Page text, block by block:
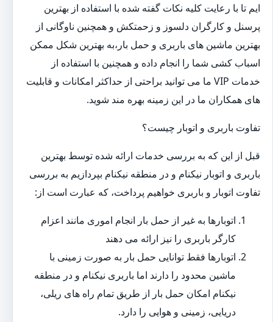
ایم تا با رعایت کلیه نکات گفته شده با استفاده از بهترین
پرسنل و کارگران دلسوز و زحمتکش و همچنین ناوگانی از
بهترین ماشین های باربری و حمل بار،به بهترین شکل ممکن
اسباب کشی شما را انجام داده و همچنین با استفاده از
خدمات VIP ما می توانید براحتی از حداکثر امکانات و قابلیت
های همکاران ما در این زمینه بهره مند شوید.
تفاوت باربری و اتوبار چیست؟
قبل از این که به بررسی خدمات ارائه شده توسط بهترین
باربری و اتوبار نیکنام و در منطقه نیکنام بپردازیم به بررسی
تفاوت اتوبار و باربری خواهیم پرداخت، که عبارت است از:
اتوبارها به غیر از حمل بار انجام اموری مانند اعزام
کارگر باربری را نیز ارائه می دهند
اتوبارها فقط توانایی حمل بار به صورت زمینی با
ماشین محدود را دارند اما باربری نیکنام و در منطقه
نیکنام امکان حمل بار از طریق تمام راه های ریلی،
دریایی، زمینی و هوایی را دارد.